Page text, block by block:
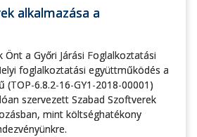
alkalmazása a
a Győri Járási Foglalkoztatási
foglalkoztatási együttműködés a
(TOP-6.8.2-16-GY1-2018-00001)
szervezett Szabad Szoftverek
mint költséghatékony